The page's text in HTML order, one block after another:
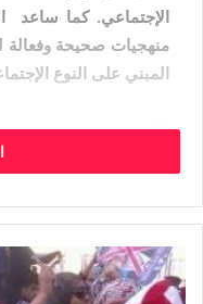
الإجتماعي. كما ساعد
منهجيات صحيحة وفعالة
المبني على النوع
الأهداف النوعية
• فهم أفضل
• تعلم منهجيات
الإنجابية وختان الإناث.
• إكتساب المهارات
إعلامية موجهة، صحيحة